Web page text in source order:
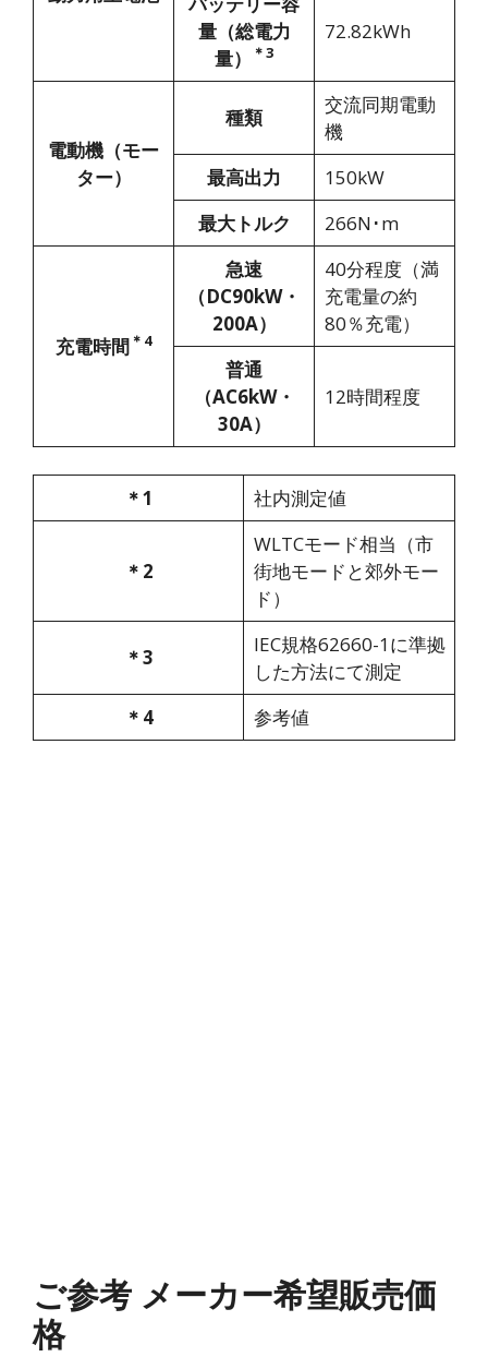
量（総電力
量）
＊3
72.82kWh
電動機（モー
ター）
種類
交流同期電動
機
最高出力
150kW
最大トルク
266N･m
充電時間 ＊4
急速
（DC90kW・
200A）
40分程度（満
充電量の約
80％充電）
普通
（AC6kW・
30A）
12時間程度
＊1 社内測定値
＊2
WLTCモード相当（市
街地モードと郊外モー
ド）
＊3
IEC規格62660-1に準拠
した方法にて測定
＊4
参考値
ご参考 メーカー希望販売価
格